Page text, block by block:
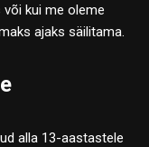
kui me oleme
ajaks säilitama.
alla 13-aastastele